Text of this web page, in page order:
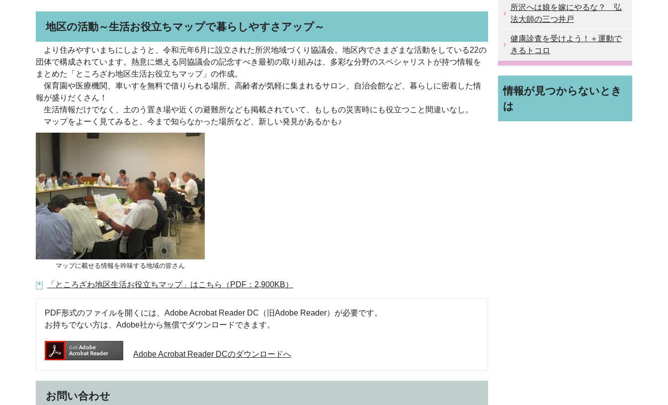
地区の活動～生活お役立ちマップで暮らしやすさアップ～
より住みやすいまちにしようと、令和元年6月に設立された所沢地域づくり協議会。地区内でさまざまな活動をしている22の
団体で構成されています。熱意に燃える同協議会の記念すべき最初の取り組みは、多彩な分野のスペシャリストが持つ情報を
まとめた「ところざわ地区生活お役立ちマップ」の作成。
保育園や医療機関、車いすを無料で借りられる場所、高齢者が気軽に集まれるサロン、自治会館など、暮らしに密着した情
報が盛りだくさん！
生活情報だけでなく、土のう置き場や近くの避難所なども掲載されていて、もしもの災害時にも役立つこと間違いなし。
マップをよーく見てみると、今まで知らなかった場所など、新しい発見があるかも♪
マップに載せる情報を吟味する地域の皆さん
「ところざわ地区生活お役立ちマップ」はこちら（PDF：2,900KB）
PDF形式のファイルを開くには、Adobe Acrobat Reader DC（旧Adobe Reader）が必要です。
お持ちでない方は、Adobe社から無償でダウンロードできます。
Adobe Acrobat Reader DCのダウンロードへ
お問い合わせ
所沢へは娘を嫁にやるな？ 弘
法大師の三つ井戸
健康診査を受けよう！＋運動で
きるトコロ
情報が見つからないとき
は